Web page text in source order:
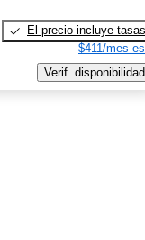
El precio incluye tasas
$411/mes
Verif. disponibilidad